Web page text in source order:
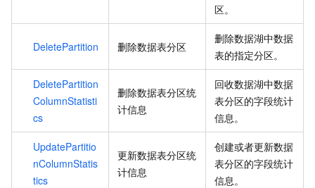
区。
DeletePartition 删除数据表分区
删除数据湖中数据
表的指定分区。
DeletePartition
ColumnStatisti
cs
删除数据表分区统
计信息
回收数据湖中数据
表分区的字段统计
信息。
UpdatePartitio
nColumnStatis
tics
更新数据表分区统
计信息
创建或者更新数据
表分区的字段统计
信息。